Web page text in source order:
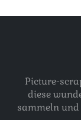
Picture-
diese
sammeln und